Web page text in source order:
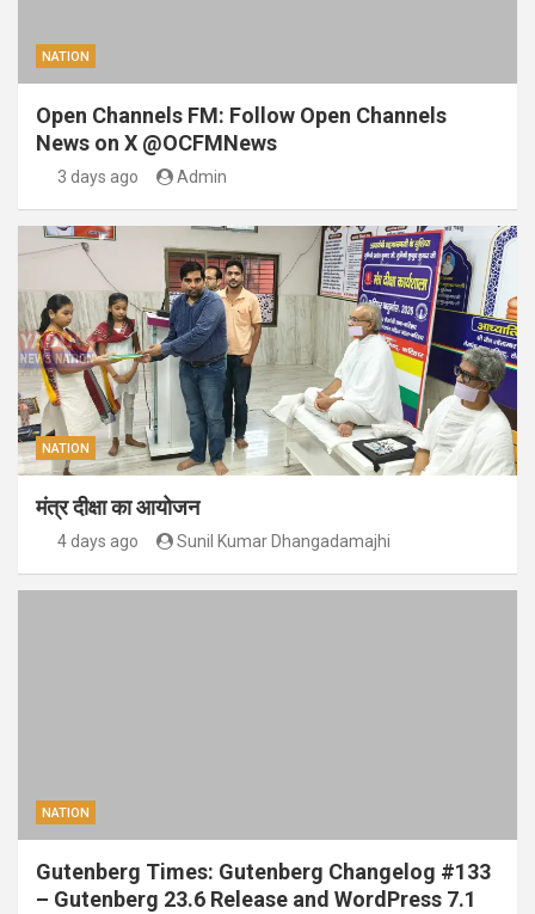
NATION
Open Channels FM: Follow Open Channels
News on X @OCFMNews
3 days ago Admin
NATION
मंत्र दीक्षा का आयोजन
4 days ago Sunil Kumar Dhangadamajhi
NATION
Gutenberg Times: Gutenberg Changelog #133
– Gutenberg 23.6 Release and WordPress 7.1